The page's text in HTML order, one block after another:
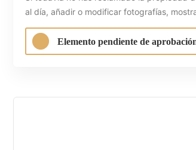
al día, añadir o modificar fotografías,
Elemento pendiente de